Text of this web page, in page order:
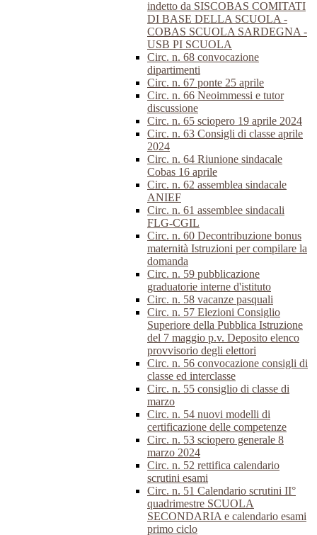
indetto da SISCOBAS COMITATI
DI BASE DELLA SCUOLA -
COBAS SCUOLA SARDEGNA -
USB PI SCUOLA
Circ. n. 68 convocazione
dipartimenti
Circ. n. 67 ponte 25 aprile
Circ. n. 66 Neoimmessi e tutor
discussione
Circ. n. 65 sciopero 19 aprile 2024
Circ. n. 63 Consigli di classe aprile
2024
Circ. n. 64 Riunione sindacale
Cobas 16 aprile
Circ. n. 62 assemblea sindacale
ANIEF
Circ. n. 61 assemblee sindacali
FLG-CGIL
Circ. n. 60 Decontribuzione bonus
maternità Istruzioni per compilare la
domanda
Circ. n. 59 pubblicazione
graduatorie interne d'istituto
Circ. n. 58 vacanze pasquali
Circ. n. 57 Elezioni Consiglio
Superiore della Pubblica Istruzione
del 7 maggio p.v. Deposito elenco
provvisorio degli elettori
Circ. n. 56 convocazione consigli di
classe ed interclasse
Circ. n. 55 consiglio di classe di
marzo
Circ. n. 54 nuovi modelli di
certificazione delle competenze
Circ. n. 53 sciopero generale 8
marzo 2024
Circ. n. 52 rettifica calendario
scrutini esami
Circ. n. 51 Calendario scrutini II°
quadrimestre SCUOLA
SECONDARIA e calendario esami
primo ciclo